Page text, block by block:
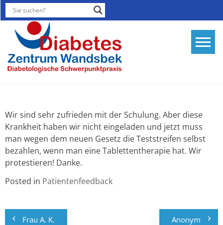
Skip
to
content
Wir sind sehr zufrieden mit der Schulung. Aber diese
Krankheit haben wir nicht eingeladen und jetzt muss
man wegen dem neuen Gesetz die Teststreifen selbst
bezahlen, wenn man eine Tablettentherapie hat. Wir
protestieren! Danke.
Posted in Patientenfeedback
Beitragsnavigation
Frau A. K. Anonym